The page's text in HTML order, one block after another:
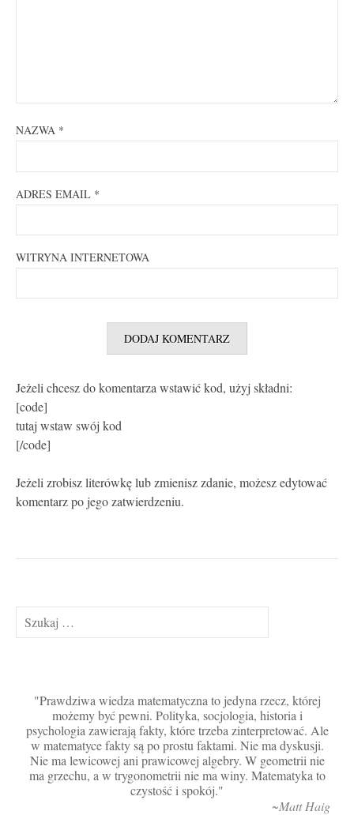
NAZWA *
ADRES EMAIL *
WITRYNA INTERNETOWA
Jeżeli chcesz do komentarza wstawić kod, użyj składni:
[code]
tutaj wstaw swój kod
[/code]
Jeżeli zrobisz literówkę lub zmienisz zdanie, możesz edytować
komentarz po jego zatwierdzeniu.
Szukaj:
Prawdziwa wiedza matematyczna to jedyna rzecz, której
możemy być pewni. Polityka, socjologia, historia i
psychologia zawierają fakty, które trzeba zinterpretować. Ale
w matematyce fakty są po prostu faktami. Nie ma dyskusji.
Nie ma lewicowej ani prawicowej algebry. W geometrii nie
ma grzechu, a w trygonometrii nie ma winy. Matematyka to
czystość i spokój.
~Matt Haig